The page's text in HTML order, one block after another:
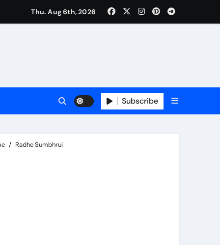
Thu. Aug 6th, 2026
Subscribe
Radhe Sumbhrui